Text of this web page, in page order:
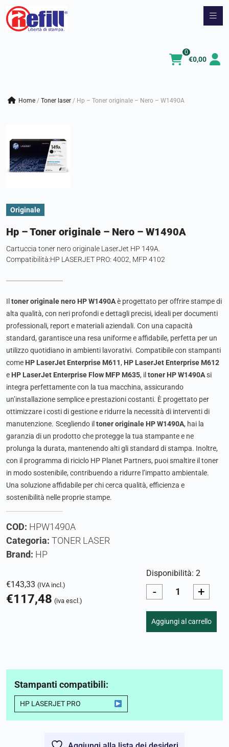
Vai
€0,00
0
Home / toner laser / Hp – Toner originale – Nero – W1490A
Originale
Hp – Toner originale – Nero – W1490A
Cartuccia toner nero originale LaserJet HP 149A.
Compatibilità:HP LASERJET PRO: 4002, MFP 4102
Il toner originale nero HP W1490Aè progettato per offrire stampe di
alta qualità, con neri profondi e dettagli precisi, ideali per documenti
professionali, report e materiali aziendali. Con una capacità
standard, garantisce una resa uniforme e affidabile, perfetta per un
utilizzo quotidiano in ambienti lavorativi. Compatibile con stampanti
come HP LaserJet Enterprise M611, HP LaserJet Enterprise M612
e HP LaserJet Enterprise Flow MFP M635, il toner HP W1490Asi
integra perfettamente con la tua macchina, assicurando
un’installazione semplice e prestazioni costanti. È progettato per
ottimizzare i costi di gestione e ridurre la necessità di interventi di
manutenzione. Scegliendo il toner originale HP W1490A, hai la
garanzia di un prodotto che protegge la tua stampante e ne
prolunga la durata, mantenendo alti gli standard di stampa. Inoltre,
con il programma di riciclo HP Planet Partners, puoi smaltire il toner
in modo sostenibile, contribuendo a ridurre l’impatto ambientale.
Una soluzione affidabile per chi cerca qualità, efficienza e
sostenibilità nelle proprie stampe.
COD: HPW1490A
Categoria: TONER LASER
Brand: HP
€143,33 (IVA incl.)
€117,48 (iva escl.)
Disponibilità: 2
- +
Aggiungi al carrello
Stampanti compatibili:
HP LASERJET PRO